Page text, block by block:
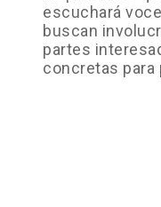
escuchará
buscan
partes
concretas para